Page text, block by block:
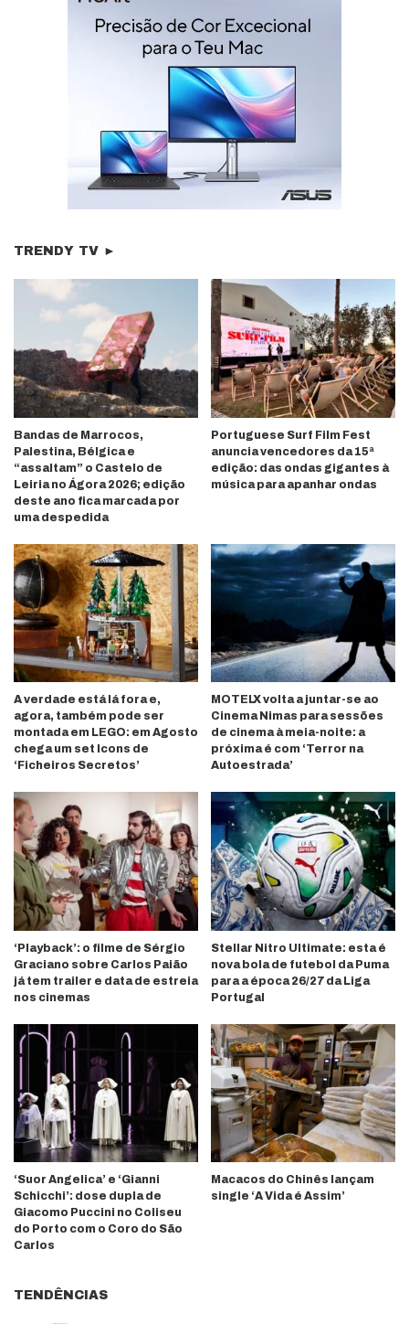
TRENDY TV ►
Bandas de Marrocos,
Palestina, Bélgica e
“assaltam” o Castelo de
Leiria no Ágora 2026; edição
deste ano fica marcada por
uma despedida
Portuguese Surf Film Fest
anuncia vencedores da 15ª
edição: das ondas gigantes à
música para apanhar ondas
A verdade está lá fora e,
agora, também pode ser
montada em LEGO: em Agosto
chega um set Icons de
‘Ficheiros Secretos’
MOTELX volta a juntar-se ao
Cinema Nimas para sessões
de cinema à meia-noite: a
próxima é com ‘Terror na
Autoestrada’
‘Playback’: o filme de Sérgio
Graciano sobre Carlos Paião
já tem trailer e data de estreia
nos cinemas
Stellar Nitro Ultimate: esta é
nova bola de futebol da Puma
para a época 26/27 da Liga
Portugal
‘Suor Angelica’ e ‘Gianni
Schicchi’: dose dupla de
Giacomo Puccini no Coliseu
do Porto com o Coro do São
Carlos
Macacos do Chinês lançam
single ‘A Vida é Assim’
TENDÊNCIAS